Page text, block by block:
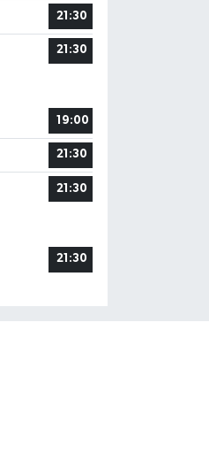
21:30
21:30
19:00
21:30
21:30
21:30